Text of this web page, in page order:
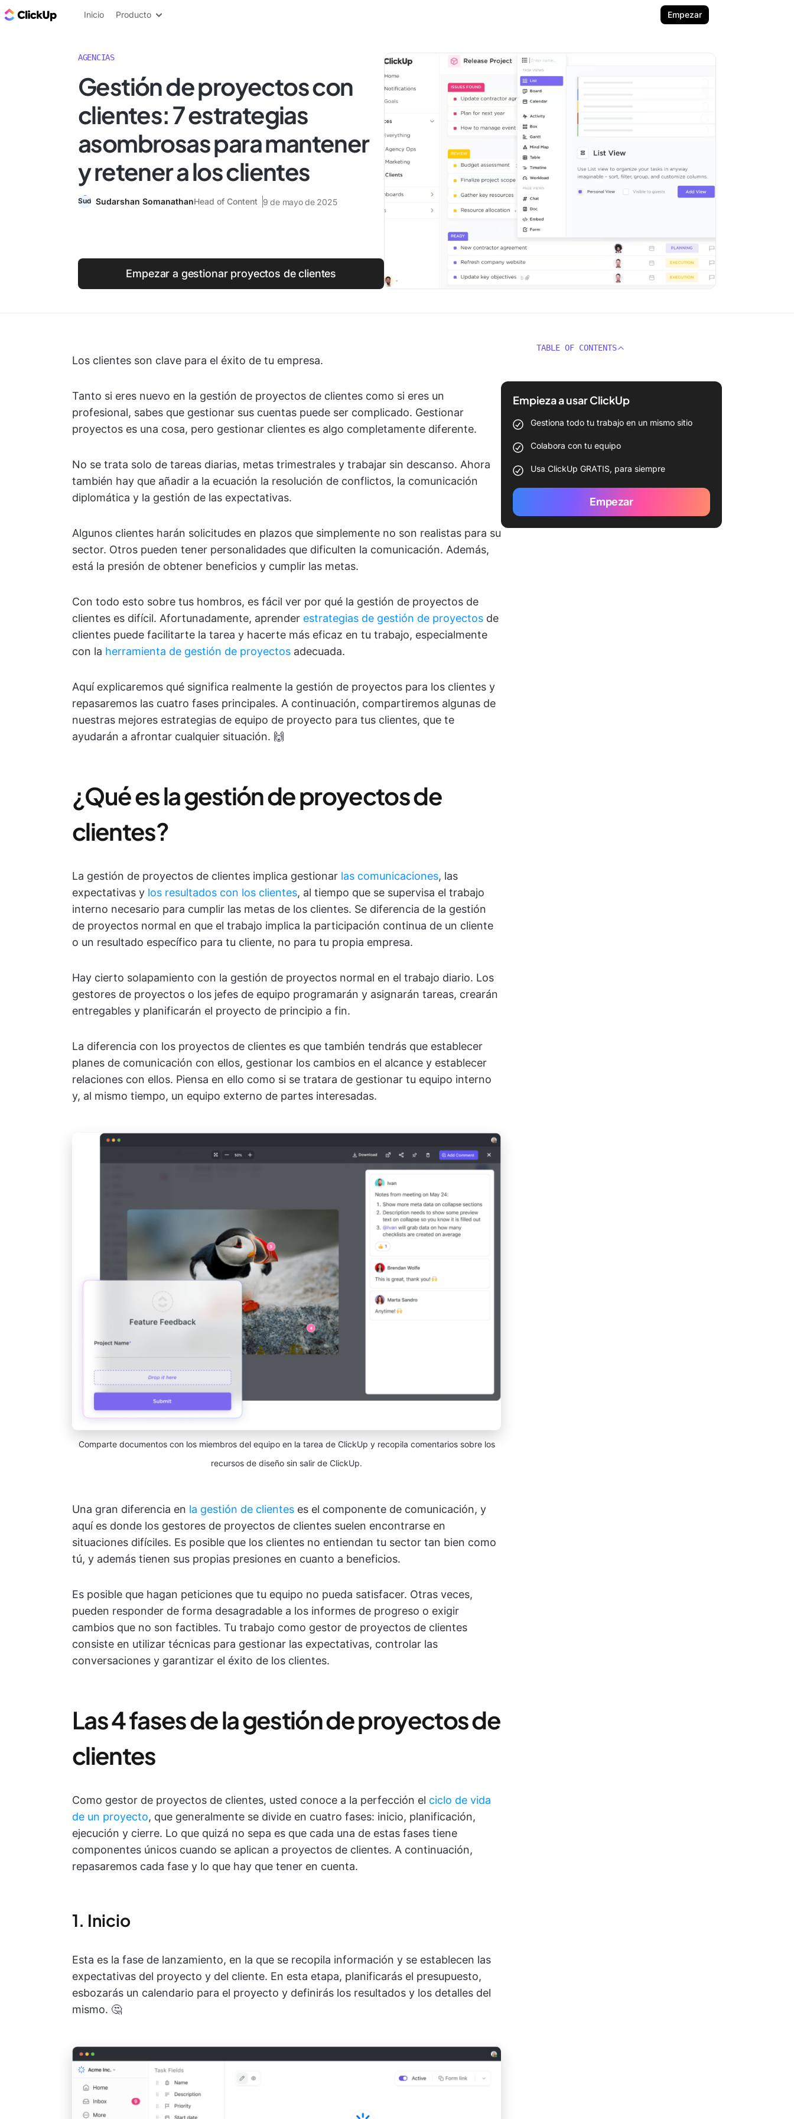
ClickUp Blog
Inicio Producto Empezar
AGENCIAS
Gestión de proyectos con
clientes: 7 estrategias
asombrosas para mantener
y retener a los clientes
Sudarshan SomanathanHead of Content 9 de mayo de 2025
Empezar a gestionar proyectos de clientes
Los clientes son clave para el éxito de tu empresa.
Tanto si eres nuevo en la gestión de proyectos de clientes como si eres un
profesional, sabes que gestionar sus cuentas puede ser complicado. Gestionar
proyectos es una cosa, pero gestionar clientes es algo completamente diferente.
No se trata solo de tareas diarias, metas trimestrales y trabajar sin descanso. Ahora
también hay que añadir a la ecuación la resolución de conflictos, la comunicación
diplomática y la gestión de las expectativas.
Algunos clientes harán solicitudes en plazos que simplemente no son realistas para su
sector. Otros pueden tener personalidades que dificulten la comunicación. Además,
está la presión de obtener beneficios y cumplir las metas.
Con todo esto sobre tus hombros, es fácil ver por qué la gestión de proyectos de
clientes es difícil. Afortunadamente, aprender estrategias de gestión de proyectos de
clientes puede facilitarte la tarea y hacerte más eficaz en tu trabajo, especialmente
con la herramienta de gestión de proyectos adecuada.
Aquí explicaremos qué significa realmente la gestión de proyectos para los clientes y
repasaremos las cuatro fases principales. A continuación, compartiremos algunas de
nuestras mejores estrategias de equipo de proyecto para tus clientes, que te
ayudarán a afrontar cualquier situación. 🙌
¿Qué es la gestión de proyectos de
clientes?
La gestión de proyectos de clientes implica gestionar las comunicaciones, las
expectativas y los resultados con los clientes, al tiempo que se supervisa el trabajo
interno necesario para cumplir las metas de los clientes. Se diferencia de la gestión
de proyectos normal en que el trabajo implica la participación continua de un cliente
o un resultado específico para tu cliente, no para tu propia empresa.
Hay cierto solapamiento con la gestión de proyectos normal en el trabajo diario. Los
gestores de proyectos o los jefes de equipo programarán y asignarán tareas, crearán
entregables y planificarán el proyecto de principio a fin.
La diferencia con los proyectos de clientes es que también tendrás que establecer
planes de comunicación con ellos, gestionar los cambios en el alcance y establecer
relaciones con ellos. Piensa en ello como si se tratara de gestionar tu equipo interno
y, al mismo tiempo, un equipo externo de partes interesadas.
Comparte documentos con los miembros del equipo en la tarea de ClickUp y recopila comentarios sobre los
recursos de diseño sin salir de ClickUp.
Una gran diferencia en la gestión de clientes es el componente de comunicación, y
aquí es donde los gestores de proyectos de clientes suelen encontrarse en
situaciones difíciles. Es posible que los clientes no entiendan tu sector tan bien como
tú, y además tienen sus propias presiones en cuanto a beneficios.
Es posible que hagan peticiones que tu equipo no pueda satisfacer. Otras veces,
pueden responder de forma desagradable a los informes de progreso o exigir
cambios que no son factibles. Tu trabajo como gestor de proyectos de clientes
consiste en utilizar técnicas para gestionar las expectativas, controlar las
conversaciones y garantizar el éxito de los clientes.
Las 4 fases de la gestión de proyectos de
clientes
Como gestor de proyectos de clientes, usted conoce a la perfección el ciclo de vida
de un proyecto, que generalmente se divide en cuatro fases: inicio, planificación,
ejecución y cierre. Lo que quizá no sepa es que cada una de estas fases tiene
componentes únicos cuando se aplican a proyectos de clientes. A continuación,
repasaremos cada fase y lo que hay que tener en cuenta.
1. Inicio
Esta es la fase de lanzamiento, en la que se recopila información y se establecen las
expectativas del proyecto y del cliente. En esta etapa, planificarás el presupuesto,
esbozarás un calendario para el proyecto y definirás los resultados y los detalles del
mismo. 🤔
TABLE OF CONTENTS
Empieza a usar ClickUp
Gestiona todo tu trabajo en un mismo sitio
Colabora con tu equipo
Usa ClickUp GRATIS, para siempre
Empezar